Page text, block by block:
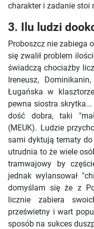
charakter i zadanie stoi
3. Ilu ludzi
Proboszcz nie zabiega
się zwalił problem
świadczą chociażby
Ireneusz,
Ługańska w
pewna siostra
dość dobra, taki
(MEUK). Ludzie
sami dyktują tematy
utrudnia to że wiele
tramwajowy by
jednak wylansował
domyślam się że z
licznie zabiera
prześwietny i wart
sposób na sukces